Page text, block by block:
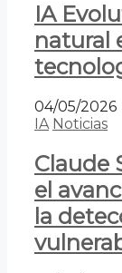
IA
natural
04/05/2026
IA Noticias
Claude
el
la